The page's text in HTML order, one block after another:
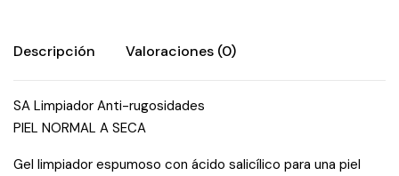
Descripción Valoraciones (0)
SA Limpiador Anti-rugosidades
PIEL NORMAL A SECA​
Gel limpiador espumoso con ácido salicílico para una piel